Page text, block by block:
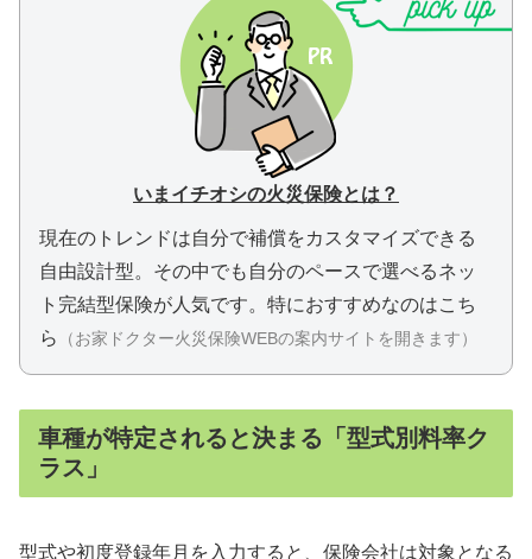
いまイチオシの火災保険とは？
現在のトレンドは自分で補償をカスタマイズできる
自由設計型。 その中でも自分のペースで選べるネッ
ト完結型保険が人気です。 特におすすめなのはこち
ら
（お家ドクター火災保険WEBの案内サイトを開きます）
車種が特定されると決まる「型式別料率ク
ラス」
型式や初度登録年月を入力すると、保険会社は対象となる